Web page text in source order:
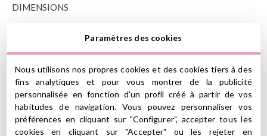
DIMENSIONS
à partir de 6 mois.
(*) Ce produit est marqué CE conformément à la législation de
l'Union européenne
Ver información GPSR
Información sobre el fabricante y/o importador/distribuidor
dentro de la UE, que garantiza que el producto cumple con
Paramètres des cookies
Nous utilisons nos propres cookies et des cookies tiers à des
fins analytiques et pour vous montrer de la publicité
personnalisée en fonction d'un profil créé à partir de vos
habitudes de navigation. Vous pouvez personnaliser vos
préférences en cliquant sur "Configurer", accepter tous les
cookies en cliquant sur "Accepter" ou les rejeter en